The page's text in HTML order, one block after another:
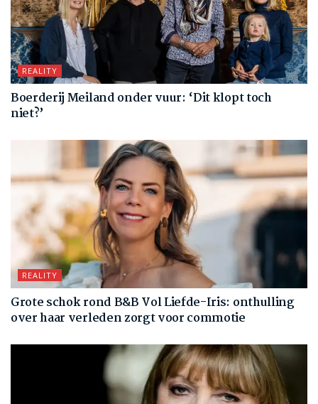
REALITY
Boerderij Meiland onder vuur: ‘Dit klopt toch
niet?’
REALITY
Grote schok rond B&B Vol Liefde-Iris: onthulling
over haar verleden zorgt voor commotie